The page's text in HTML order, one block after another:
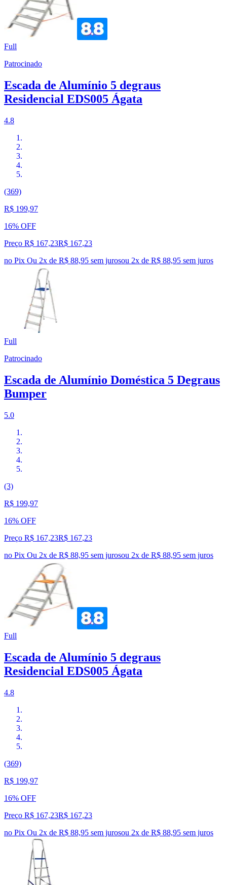
Full
Patrocinado
Escada de Alumínio 5 degraus
Residencial EDS005 Ágata
4.8
(369)
R$ 199,97
16% OFF
Preço R$ 167,23R$ 167,23
no Pix Ou 2x de R$ 88,95 sem jurosou 2x de R$ 88,95 sem juros
Full
Patrocinado
Escada de Alumínio Doméstica 5 Degraus
Bumper
5.0
(3)
R$ 199,97
16% OFF
Preço R$ 167,23R$ 167,23
no Pix Ou 2x de R$ 88,95 sem jurosou 2x de R$ 88,95 sem juros
Full
Escada de Alumínio 5 degraus
Residencial EDS005 Ágata
4.8
(369)
R$ 199,97
16% OFF
Preço R$ 167,23R$ 167,23
no Pix Ou 2x de R$ 88,95 sem jurosou 2x de R$ 88,95 sem juros